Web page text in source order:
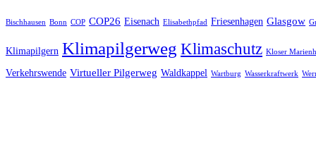
Bischhausen Bonn COP COP26 Eisenach Elisabethpfad Friesenhagen Glasgow
Klimapilgern Klimapilgerweg Klimaschutz Kloser
Verkehrswende Virtueller Pilgerweg Waldkappel Wartburg Wasserkraftwerk